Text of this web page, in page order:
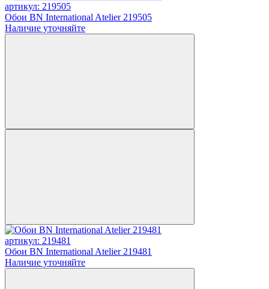
артикул: 219505
Обои BN International Atelier 219505
Наличие уточняйте
артикул: 219481
Обои BN International Atelier 219481
Наличие уточняйте